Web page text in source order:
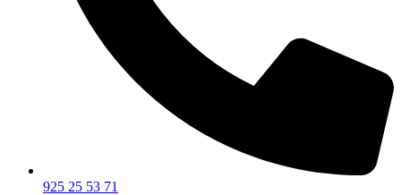
925 25 53 71